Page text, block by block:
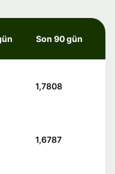
Son 90 gün
1,7808
1,6787